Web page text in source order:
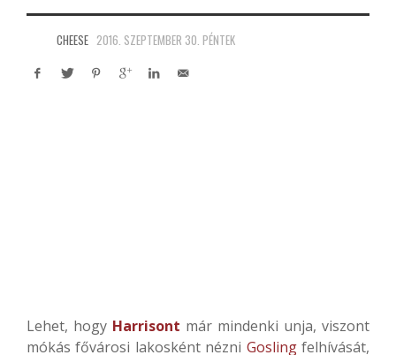
CHEESE 2016. SZEPTEMBER 30. PÉNTEK
Lehet, hogy Harrisont már mindenki unja, viszont
mókás fővárosi lakosként nézni Goslingfelhívását,